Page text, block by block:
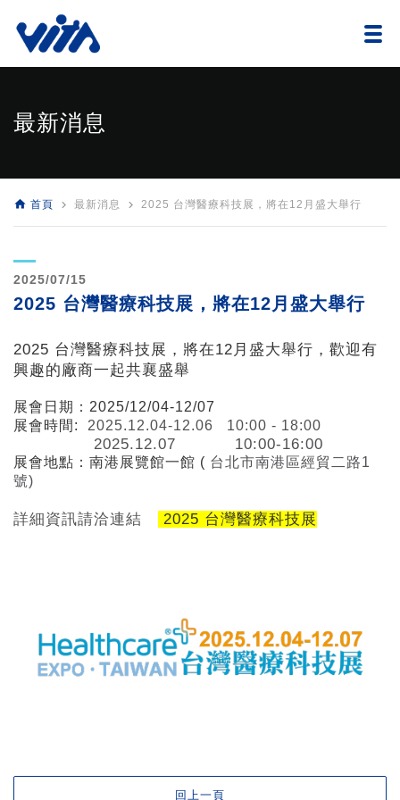
最新消息
home 首頁 navigate_next 最新消息 navigate_next 2025 台灣醫療科技展，將在12月盛大舉行
2025/07/15
2025 台灣醫療科技展，將在12月盛大舉行
2025 台灣醫療科技展，將在12月盛大舉行，歡迎有
興趣的廠商一起共襄盛舉
展會日期：2025/12/04-12/07
展會時間: 2025.12.04-12.06 10:00 - 18:00
2025.12.07 10:00-16:00
展會地點：南港展覽館一館 ( 台北市南港區經貿二路1
號)
詳細資訊請洽連結 2025 台灣醫療科技展